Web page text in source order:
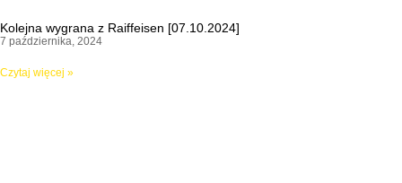
Kolejna wygrana z Raiffeisen [07.10.2024]
7 października, 2024
Czytaj więcej »